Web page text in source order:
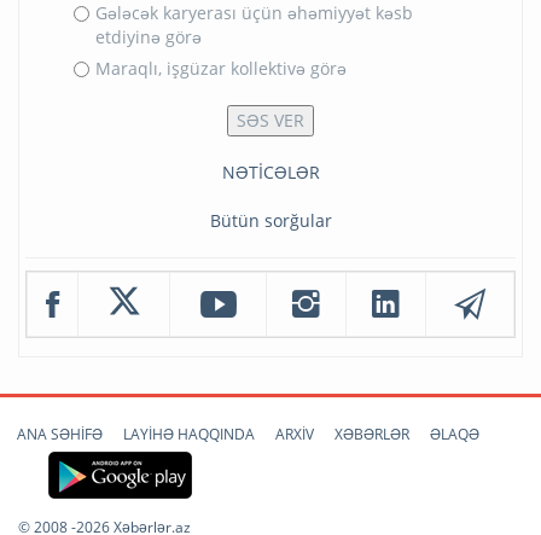
Gələcək karyerası üçün əhəmiyyət kəsb
etdiyinə görə
Maraqlı, işgüzar kollektivə görə
NƏTİCƏLƏR
Bütün sorğular
ANA SƏHİFƏ LAYİHƏ HAQQINDA ARXİV XƏBƏRLƏR ƏLAQƏ
© 2008 -2026 Xəbərlər.az